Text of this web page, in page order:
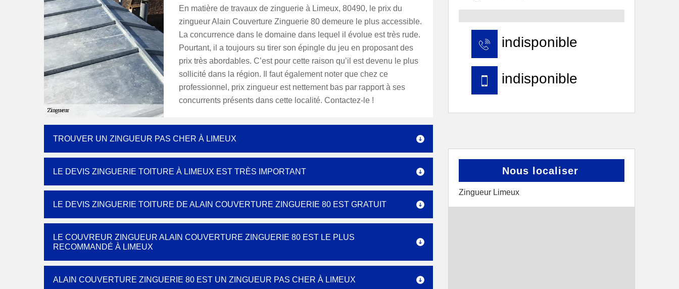
En matière de travaux de zinguerie à Limeux, 80490, le prix du
zingueur Alain Couverture Zinguerie 80 demeure le plus accessible.
La concurrence dans le domaine dans lequel il évolue est très rude.
Pourtant, il a toujours su tirer son épingle du jeu en proposant des
prix très abordables. C’est pour cette raison qu’il est devenu le plus
sollicité dans la région. Il faut également noter que chez ce
professionnel, prix zingueur est nettement bas par rapport à ses
concurrents présents dans cette localité. Contactez-le !
TROUVER UN ZINGUEUR PAS CHER À LIMEUX
LE DEVIS ZINGUERIE TOITURE À LIMEUX EST TRÈS IMPORTANT
LE DEVIS ZINGUERIE TOITURE DE ALAIN COUVERTURE ZINGUERIE 80 EST GRATUIT
LE COUVREUR ZINGUEUR ALAIN COUVERTURE ZINGUERIE 80 EST LE PLUS
RECOMMANDÉ À LIMEUX
ALAIN COUVERTURE ZINGUERIE 80 EST UN ZINGUEUR PAS CHER À LIMEUX
indisponible
indisponible
Nous localiser
Zingueur Limeux